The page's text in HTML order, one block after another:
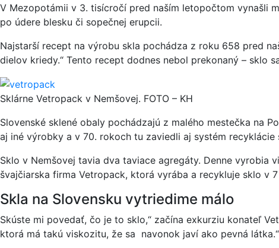
V Mezopotámii v 3. tisícročí pred naším letopočtom vynašli
po údere blesku či sopečnej erupcii.
Najstarší recept na výrobu skla pochádza z roku 658 pred
dielov kriedy.“ Tento recept dodnes nebol prekonaný – sklo
Sklárne Vetropack v Nemšovej. FOTO – KH
Slovenské sklené obaly pochádzajú z malého mestečka na
aj iné výrobky a v 70. rokoch tu zaviedli aj systém
Sklo v Nemšovej tavia dva taviace agregáty. Denne
švajčiarska firma Vetropack, ktorá vyrába a recykluje sklo v
Skla na Slovensku vytriedime málo
Skúste mi povedať, čo je to sklo,“ začína exkurziu konateľ
ktorá má takú viskozitu, že sa navonok javí ako pevná látka.“